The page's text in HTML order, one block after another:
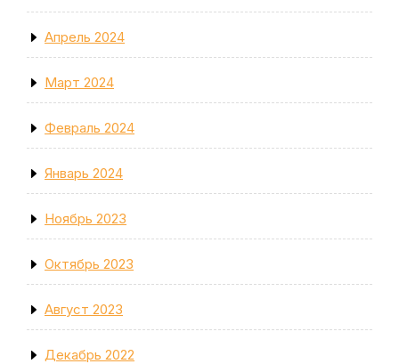
Апрель 2024
Март 2024
Февраль 2024
Январь 2024
Ноябрь 2023
Октябрь 2023
Август 2023
Декабрь 2022